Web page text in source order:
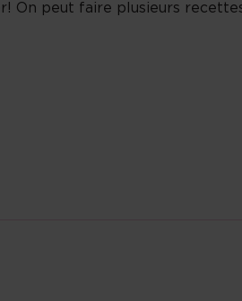
On peut faire plusieurs